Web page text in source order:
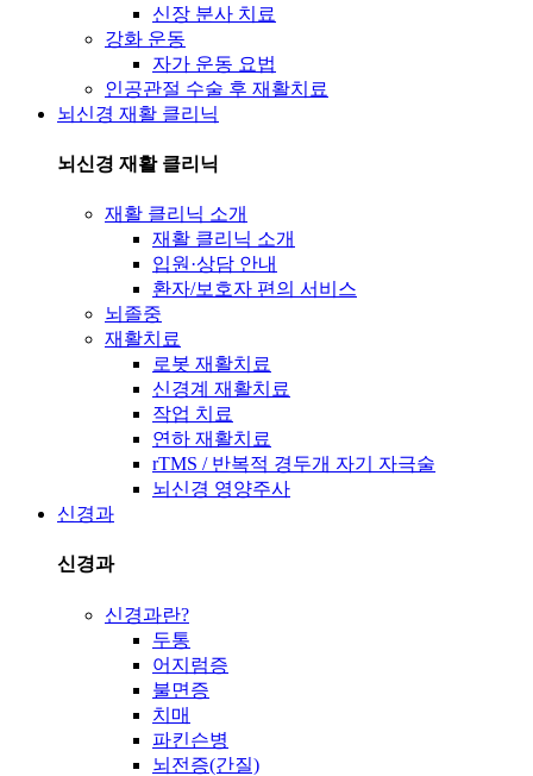
신장 분사 치료
강화 운동
자가 운동 요법
인공관절 수술 후 재활치료
뇌신경 재활 클리닉
뇌신경 재활 클리닉
재활 클리닉 소개
재활 클리닉 소개
입원·상담 안내
환자/보호자 편의 서비스
뇌졸중
재활치료
로봇 재활치료
신경계 재활치료
작업 치료
연하 재활치료
rTMS / 반복적 경두개 자기 자극술
뇌신경 영양주사
신경과
신경과
신경과란?
두통
어지럼증
불면증
치매
파킨슨병
뇌전증(간질)